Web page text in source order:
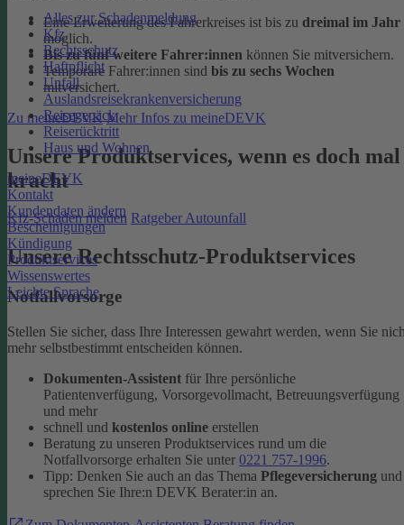
Alles zur Schadenmeldung
Kfz
Rechtsschutz
Haftpflicht
Unfall
Auslandsreisekrankenversicherung
Reisegepäck
Reiserücktritt
Haus und Wohnen
meineDEVK
Kontakt
Kundendaten ändern
Bescheinigungen
Kündigung
Produktservices
Wissenswertes
Leichte Sprache
Eine Erweiterung des Fahrerkreises ist bis zu dreimal im Jahr
möglich.
Bis zu fünf weitere Fahrer:innen können Sie mitversichern.
Temporäre Fahrer:innen sind bis zu sechs Wochen
mitversichert.
Zu meineDEVK Mehr Infos zu meineDEVK
Unsere Produktservices, wenn es doch mal
kracht
Kfz-Schaden melden Ratgeber Autounfall
Unsere Rechtsschutz-Produktservices
Notfallvorsorge
Stellen Sie sicher, dass Ihre Interessen gewahrt werden, wenn Sie
mehr selbstbestimmt entscheiden können.
Dokumenten-Assistent für Ihre persönliche
Patientenverfügung, Vorsorgevollmacht, Betreuungsverfügung
und mehr
schnell und kostenlos online erstellen
Beratung zu unseren Produktservices rund um die
Notfallvorsorge erhalten Sie unter 0221 757-1996.
Tipp: Denken Sie auch an das Thema Pflegeversicherung und
sprechen Sie Ihre:n DEVK Berater:in an.